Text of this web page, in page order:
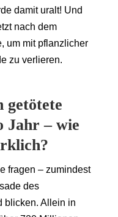
damit uralt! Und
nach dem
um mit pflanzlicher
zu verlieren.
getötete
Jahr – wie
fragen – zumindest
des
blicken. Allein in